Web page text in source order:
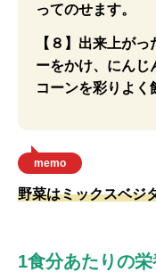
ってのせます。
【８】出来上が
ーをかけ、にんじ
コーンを彩りよく
memo
野菜はミックスベジ
1食分あたりの